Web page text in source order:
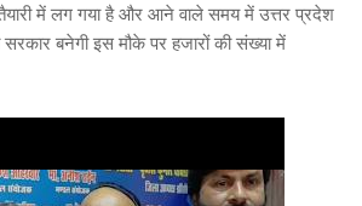
में लग गया है और आने वाले समय में उत्तर प्रदेश
सरकार बनेगी इस मौके पर हजारों की संख्या में